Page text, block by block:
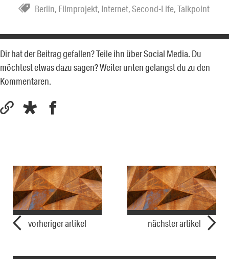
Berlin, Filmprojekt, Internet,Second-Life,Talkpoint
Dir hat der Beitrag gefallen? Teile ihn über Social Media. Du
möchtest etwas dazu sagen? Weiter unten gelangst du zu den
Kommentaren.
vorheriger artikel nächster artikel